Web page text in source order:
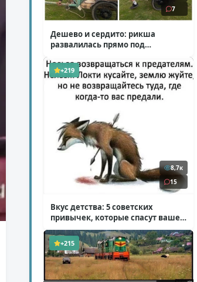
7
Дешево и сердито: рикша
развалилась прямо под
+219
8,7к
15
Вкус детства: 5 советских
привычек, которые спасут ваше
здоровье( 2 фото )
+215